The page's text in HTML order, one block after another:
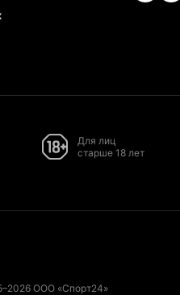
Для лиц
старше 18 лет
ООО «Спорт24»